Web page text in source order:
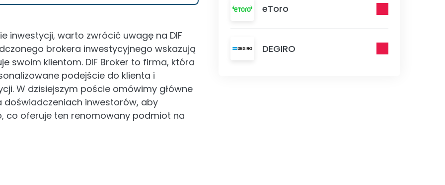
inwestycji, warto zwrócić uwagę na DIF
brokera inwestycyjnego wskazują
swoim klientom. DIF Broker to firma, która
podejście do klienta i
W dzisiejszym poście omówimy główne
doświadczeniach inwestorów, aby
co oferuje ten renomowany podmiot na
eToro
DEGIRO